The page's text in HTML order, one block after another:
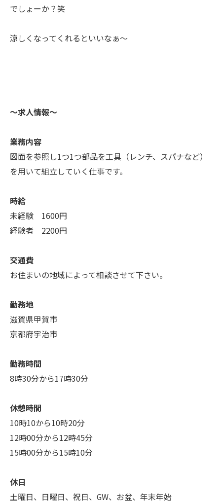
でしょーか？笑
涼しくなってくれるといいなぁ〜
〜求人情報〜
業務内容
図面を参照し1つ1つ部品を工具（レンチ、スパナなど）
を用いて組立していく仕事です。
時給
未経験 1600円
経験者 2200円
交通費
お住まいの地域によって相談させて下さい。
勤務地
滋賀県甲賀市
京都府宇治市
勤務時間
8時30分から17時30分
休憩時間
10時10から10時20分
12時00分から12時45分
15時00分から15時10分
休日
土曜日、日曜日、祝日、GW、お盆、年末年始